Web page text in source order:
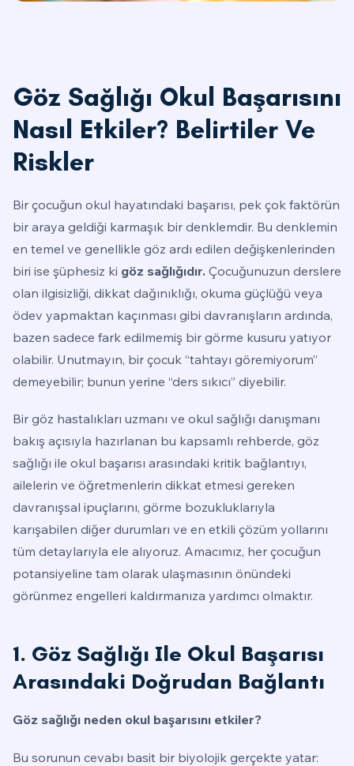
Göz Sağlığı Okul Başarısını
Nasıl Etkiler? Belirtiler Ve
Riskler
Bir çocuğun okul hayatındaki başarısı, pek çok faktörün
bir araya geldiği karmaşık bir denklemdir. Bu denklemin
en temel ve genellikle göz ardı edilen değişkenlerinden
biri ise şüphesiz ki göz sağlığıdır. Çocuğunuzun derslere
olan ilgisizliği, dikkat dağınıklığı, okuma güçlüğü veya
ödev yapmaktan kaçınması gibi davranışların ardında,
bazen sadece fark edilmemiş bir görme kusuru yatıyor
olabilir. Unutmayın, bir çocuk “tahtayı göremiyorum”
demeyebilir; bunun yerine “ders sıkıcı” diyebilir.
Bir göz hastalıkları uzmanı ve okul sağlığı danışmanı
bakış açısıyla hazırlanan bu kapsamlı rehberde, göz
sağlığı ile okul başarısı arasındaki kritik bağlantıyı,
ailelerin ve öğretmenlerin dikkat etmesi gereken
davranışsal ipuçlarını, görme bozukluklarıyla
karışabilen diğer durumları ve en etkili çözüm yollarını
tüm detaylarıyla ele alıyoruz. Amacımız, her çocuğun
potansiyeline tam olarak ulaşmasının önündeki
görünmez engelleri kaldırmanıza yardımcı olmaktır.
1. Göz Sağlığı Ile Okul Başarısı
Arasındaki Doğrudan Bağlantı
Göz sağlığı neden okul başarısını etkiler?
Bu sorunun cevabı basit bir biyolojik gerçekte yatar: